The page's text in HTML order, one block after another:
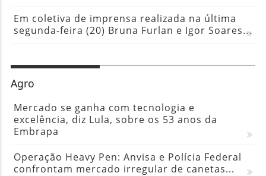
Em coletiva de imprensa realizada na última
segunda-feira (20) Bruna Furlan e Igor Soares...
Agro
Mercado se ganha com tecnologia e
excelência, diz Lula, sobre os 53 anos da
Embrapa
Operação Heavy Pen: Anvisa e Polícia Federal
confrontam mercado irregular de canetas...